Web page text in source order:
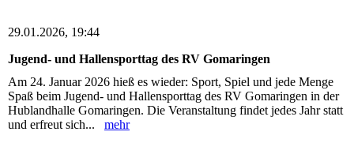
29.01.2026, 19:44
Jugend- und Hallensporttag des RV Gomaringen
Am 24. Januar 2026 hieß es wieder: Sport, Spiel und jede Menge
Spaß beim Jugend- und Hallensporttag des RV Gomaringen in der
Hublandhalle Gomaringen. Die Veranstaltung findet jedes Jahr statt
und erfreut sich... mehr